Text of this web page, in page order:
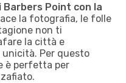
Barbers Point con la
la fotografia, le folle
non ti
la città e
Per questo
è perfetta per